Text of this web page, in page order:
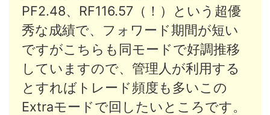
PF2.48、RF116.57（！）という超優
秀な成績で、フォワード期間が短い
ですがこちらも同モードで好調推移
していますので、管理人が利用する
とすればトレード頻度も多いこの
Extraモードで回したいところです。